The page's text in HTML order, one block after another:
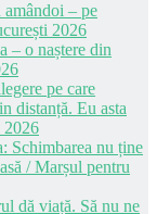
– pe
2026
– o naștere din
pe care
distanță. Eu asta
2026
Schimbarea nu ține
/ Marșul pentru
dă viață. Să nu ne